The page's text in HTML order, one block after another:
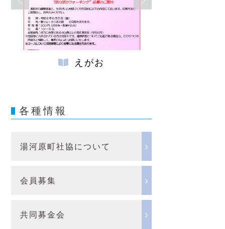
えがお
各種情報
湯河原町社協について
会員募集
共同募金会